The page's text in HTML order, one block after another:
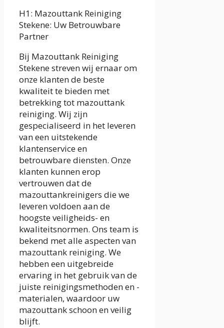
H1: Mazouttank Reiniging
Stekene: Uw Betrouwbare
Partner
Bij Mazouttank Reiniging
Stekene streven wij ernaar om
onze klanten de beste
kwaliteit te bieden met
betrekking tot mazouttank
reiniging. Wij zijn
gespecialiseerd in het leveren
van een uitstekende
klantenservice en
betrouwbare diensten. Onze
klanten kunnen erop
vertrouwen dat de
mazouttankreinigers die we
leveren voldoen aan de
hoogste veiligheids- en
kwaliteitsnormen. Ons team is
bekend met alle aspecten van
mazouttank reiniging. We
hebben een uitgebreide
ervaring in het gebruik van de
juiste reinigingsmethoden en -
materialen, waardoor uw
mazouttank schoon en veilig
blijft.